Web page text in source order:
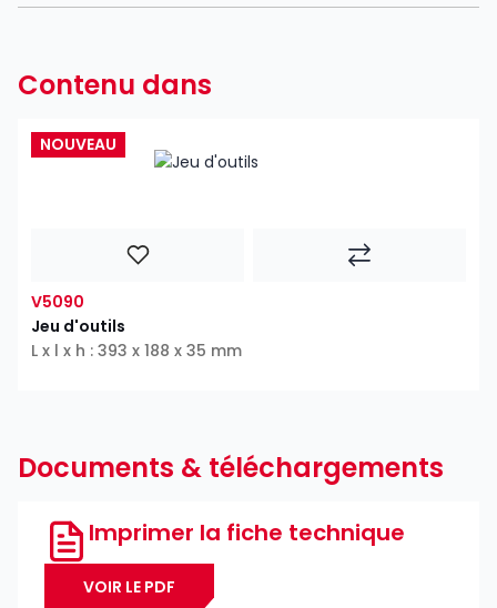
Contenu dans
NOUVEAU
V5090
Jeu d'outils
L x l x h : 393 x 188 x 35 mm
Documents & téléchargements
Imprimer la fiche technique
VOIR LE PDF